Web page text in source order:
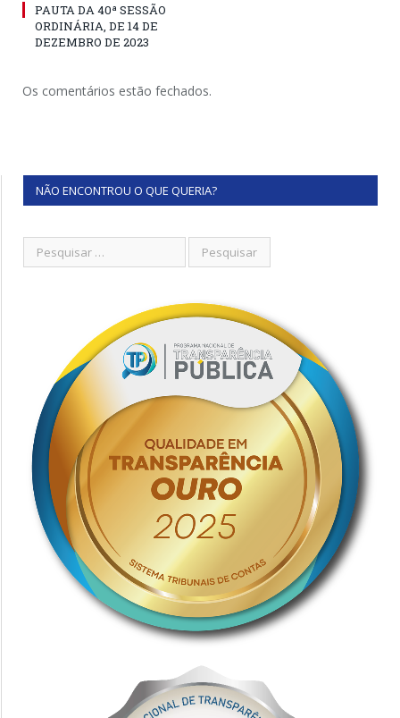
PAUTA DA 40ª SESSÃO
ORDINÁRIA, DE 14 DE
DEZEMBRO DE 2023
Os comentários estão fechados.
NÃO ENCONTROU O QUE QUERIA?